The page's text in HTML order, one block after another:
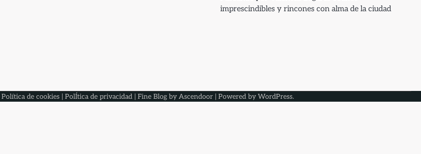
imprescindibles y rincones con alma de la ciudad
Política de cookies | PolÍtica de privacidad | Fine Blog by Ascendoor | Powered by WordPress.